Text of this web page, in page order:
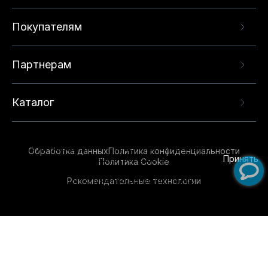
Покупателям
Партнерам
Каталог
Обработка данныхПолитика конфиденциальности
Политика Cookie
Рекомендательные технологии
опыта на нашем сайте. Продолжая использовать
данный сайт, вы соглашаетесь с использованием
технологий. Для получения дополнительной
Принять